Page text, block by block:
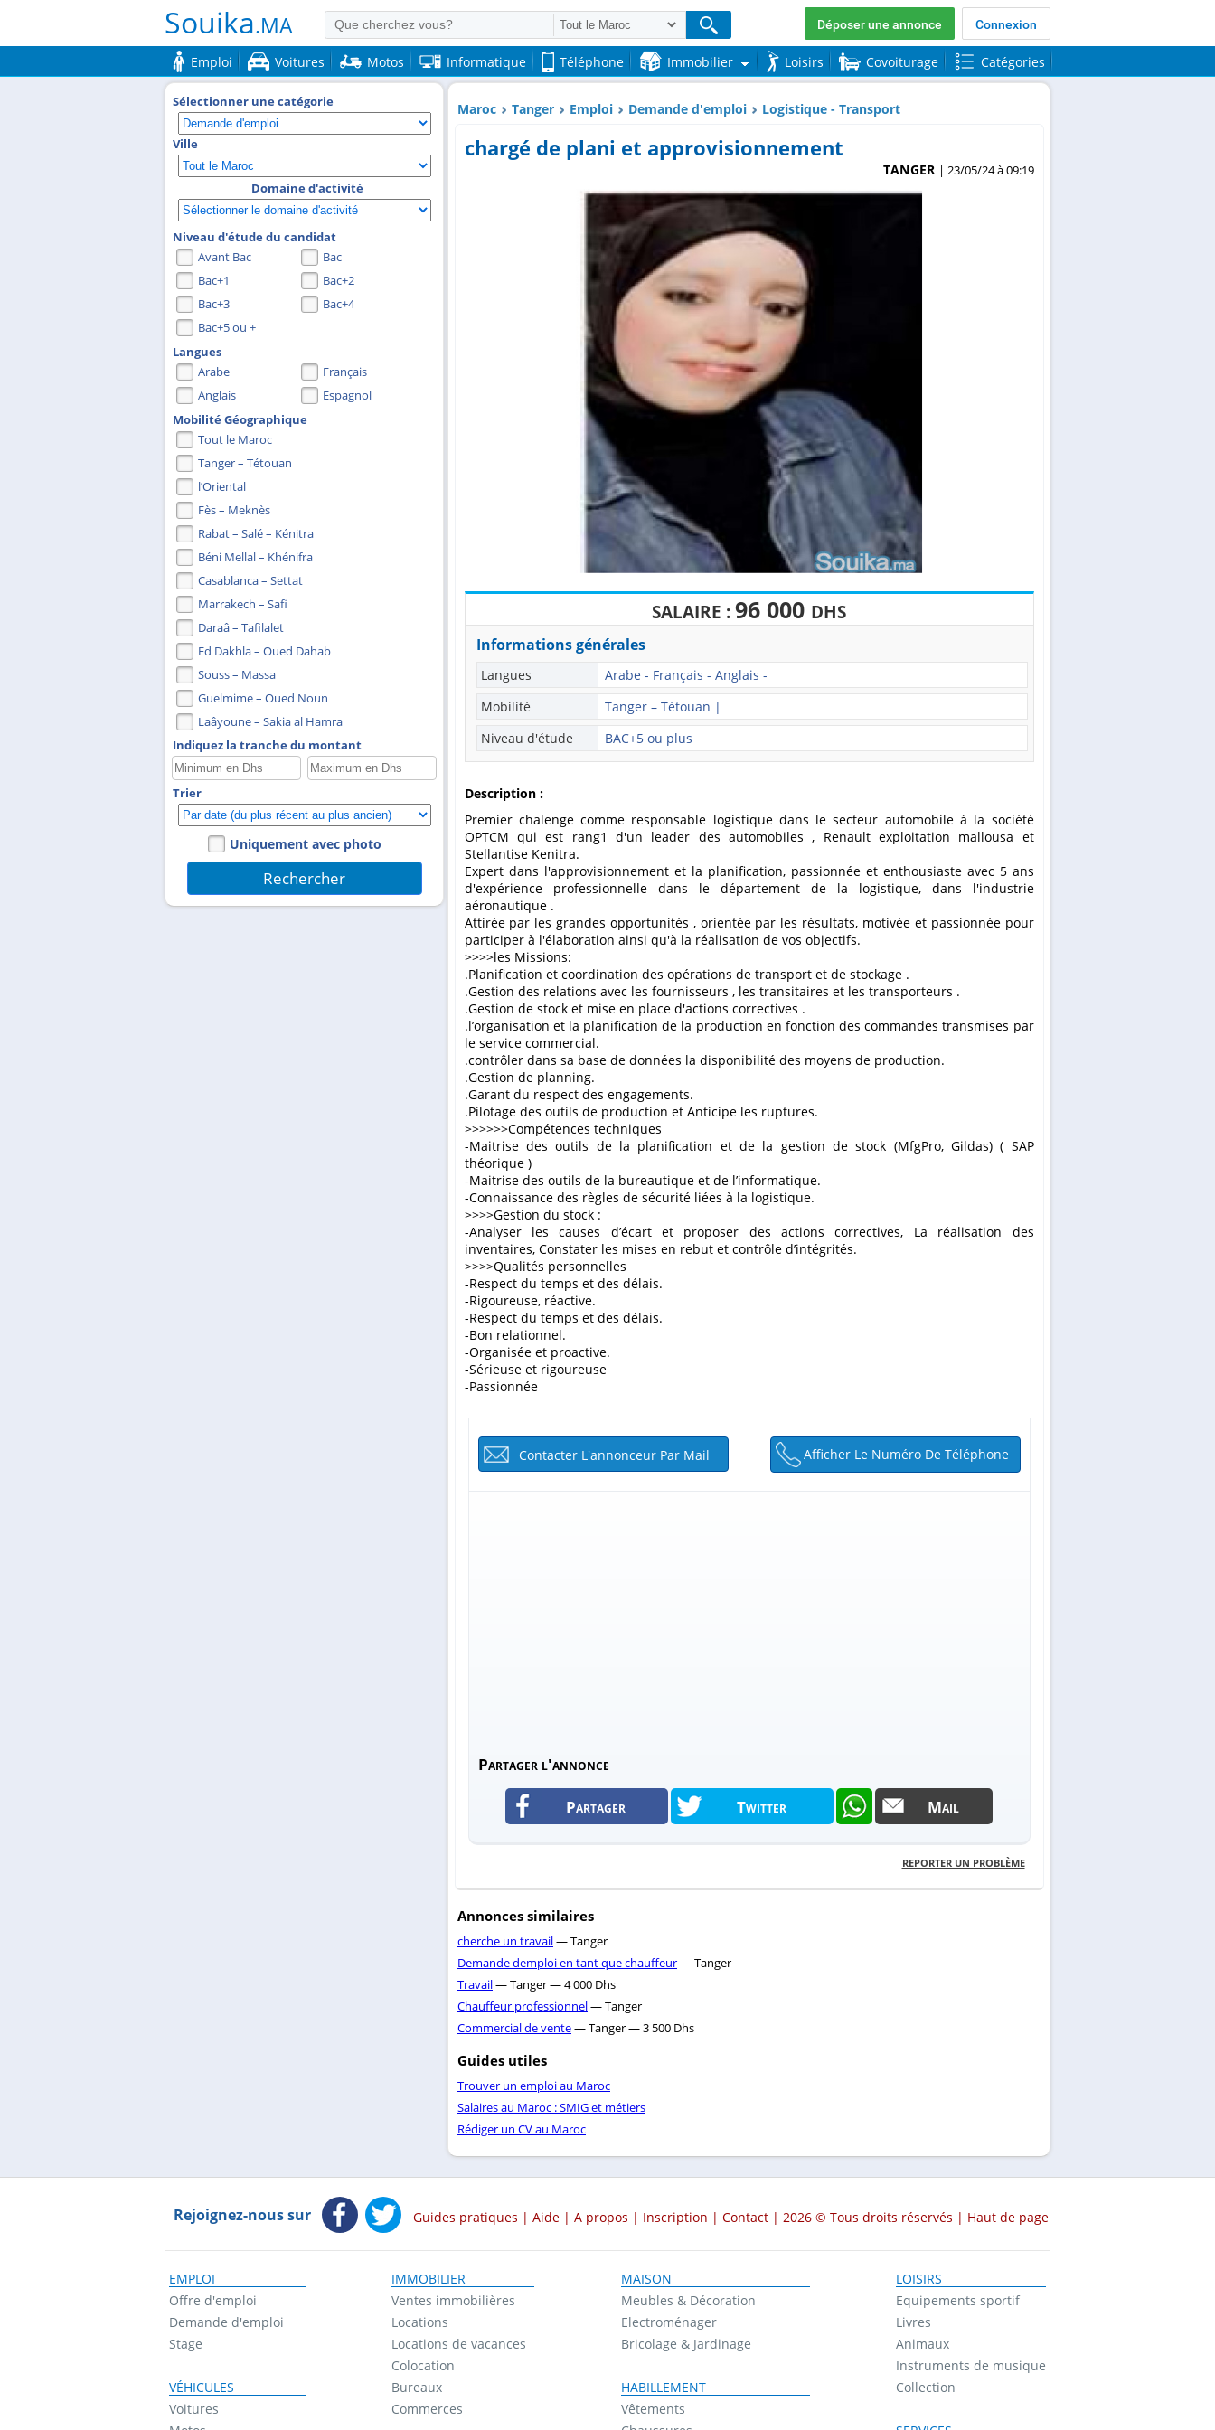
Souika.MA Déposer une annonce Connexion
Emploi Voitures Motos Informatique Téléphone Immobilier Loisirs Covoiturage Catégories
Sélectionner une catégorie
Ville
Domaine d'activité
Niveau d'étude du candidat
Avant Bac
Bac
Bac+1
Bac+2
Bac+3
Bac+4
Bac+5 ou +
Langues
Arabe
Français
Anglais
Espagnol
Mobilité Géographique
Tout le Maroc
Tanger – Tétouan
l’Oriental
Fès – Meknès
Rabat – Salé – Kénitra
Béni Mellal – Khénifra
Casablanca – Settat
Marrakech – Safi
Daraâ – Tafilalet
Ed Dakhla – Oued Dahab
Souss – Massa
Guelmime – Oued Noun
Laâyoune – Sakia al Hamra
Indiquez la tranche du montant
Trier
Uniquement avec photo
Maroc Tanger Emploi Demande d'emploi Logistique - Transport
chargé de plani et approvisionnement
TANGER | 23/05/24 à 09:19
SALAIRE :96 000 DHS
Informations générales
Langues
Arabe - Français - Anglais -
Mobilité
Tanger – Tétouan |
Niveau d'étude
BAC+5 ou plus
Description :
Premier chalenge comme responsable logistique dans le secteur automobile à la société
OPTCM qui est rang1 d'un leader des automobiles , Renault exploitation mallousa et
Stellantise Kenitra.
Expert dans l'approvisionnement et la planification, passionnée et enthousiaste avec 5 ans
d'expérience professionnelle dans le département de la logistique, dans l'industrie
aéronautique .
Attirée par les grandes opportunités , orientée par les résultats, motivée et passionnée pour
participer à l'élaboration ainsi qu'à la réalisation de vos objectifs.
>>>>les Missions:
.Planification et coordination des opérations de transport et de stockage .
.Gestion des relations avec les fournisseurs , les transitaires et les transporteurs .
.Gestion de stock et mise en place d'actions correctives .
.l’organisation et la planification de la production en fonction des commandes transmises par
le service commercial.
.contrôler dans sa base de données la disponibilité des moyens de production.
.Gestion de planning.
.Garant du respect des engagements.
.Pilotage des outils de production et Anticipe les ruptures.
>>>>>>Compétences techniques
-Maitrise des outils de la planification et de la gestion de stock (MfgPro, Gildas) ( SAP
théorique )
-Maitrise des outils de la bureautique et de l’informatique.
-Connaissance des règles de sécurité liées à la logistique.
>>>>Gestion du stock :
-Analyser les causes d’écart et proposer des actions correctives, La réalisation des
inventaires, Constater les mises en rebut et contrôle d’intégrités.
>>>>Qualités personnelles
-Respect du temps et des délais.
-Rigoureuse, réactive.
-Respect du temps et des délais.
-Bon relationnel.
-Organisée et proactive.
-Sérieuse et rigoureuse
-Passionnée
Contacter L'annonceur Par Mail
Partager l'annonce
Partager Twitter Mail
REPORTER UN PROBLÈME
Annonces similaires
cherche un travail— Tanger
Demande demploi en tant que chauffeur— Tanger
Travail— Tanger — 4 000 Dhs
Chauffeur professionnel— Tanger
Commercial de vente— Tanger — 3 500 Dhs
Guides utiles
Trouver un emploi au Maroc
Salaires au Maroc : SMIG et métiers
Rédiger un CV au Maroc
Rejoignez-nous sur Guides pratiques | Aide | A propos | Inscription | Contact | 2026 © Tous droits réservés | Haut de page
EMPLOI
Offre d'emploi
Demande d'emploi
Stage
VÉHICULES
Voitures
IMMOBILIER
Ventes immobilières
Locations
Locations de vacances
Colocation
Bureaux
Commerces
MAISON
Meubles & Décoration
Electroménager
Bricolage & Jardinage
HABILLEMENT
Vêtements
LOISIRS
Equipements sportif
Livres
Animaux
Instruments de musique
Collection